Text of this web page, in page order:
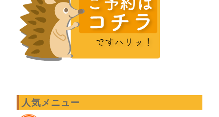
人気メニュー